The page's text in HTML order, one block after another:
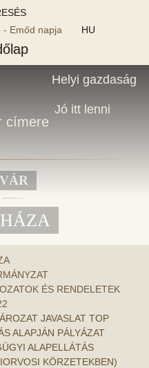
- Emőd napja
HU
Helyi gazdaság
Jó itt lenni
ÉS RENDELETEK
JAVASLAT TOP
ALAPJÁN PÁLYÁZAT
ALAPELLÁTÁS
KÖRZETEKBEN)